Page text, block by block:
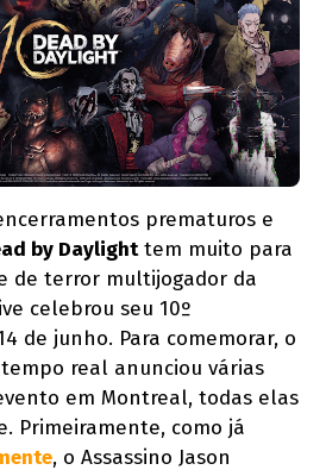
prematuros e
by Daylighttem muito para
de terror multijogador da
celebrou seu 10º
de junho. Para comemorar, o
real anunciou várias
em Montreal, todas elas
Primeiramente, como já
, o Assassino Jason